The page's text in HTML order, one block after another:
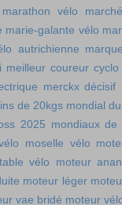
marathon vélo
marie-galante vélo
autrichienne
meilleur coureur
merckx décisif
de 20kgs mondial
2025 mondiaux de
moselle vélo
vélo
moteur
moteur léger
vae bridé moteur